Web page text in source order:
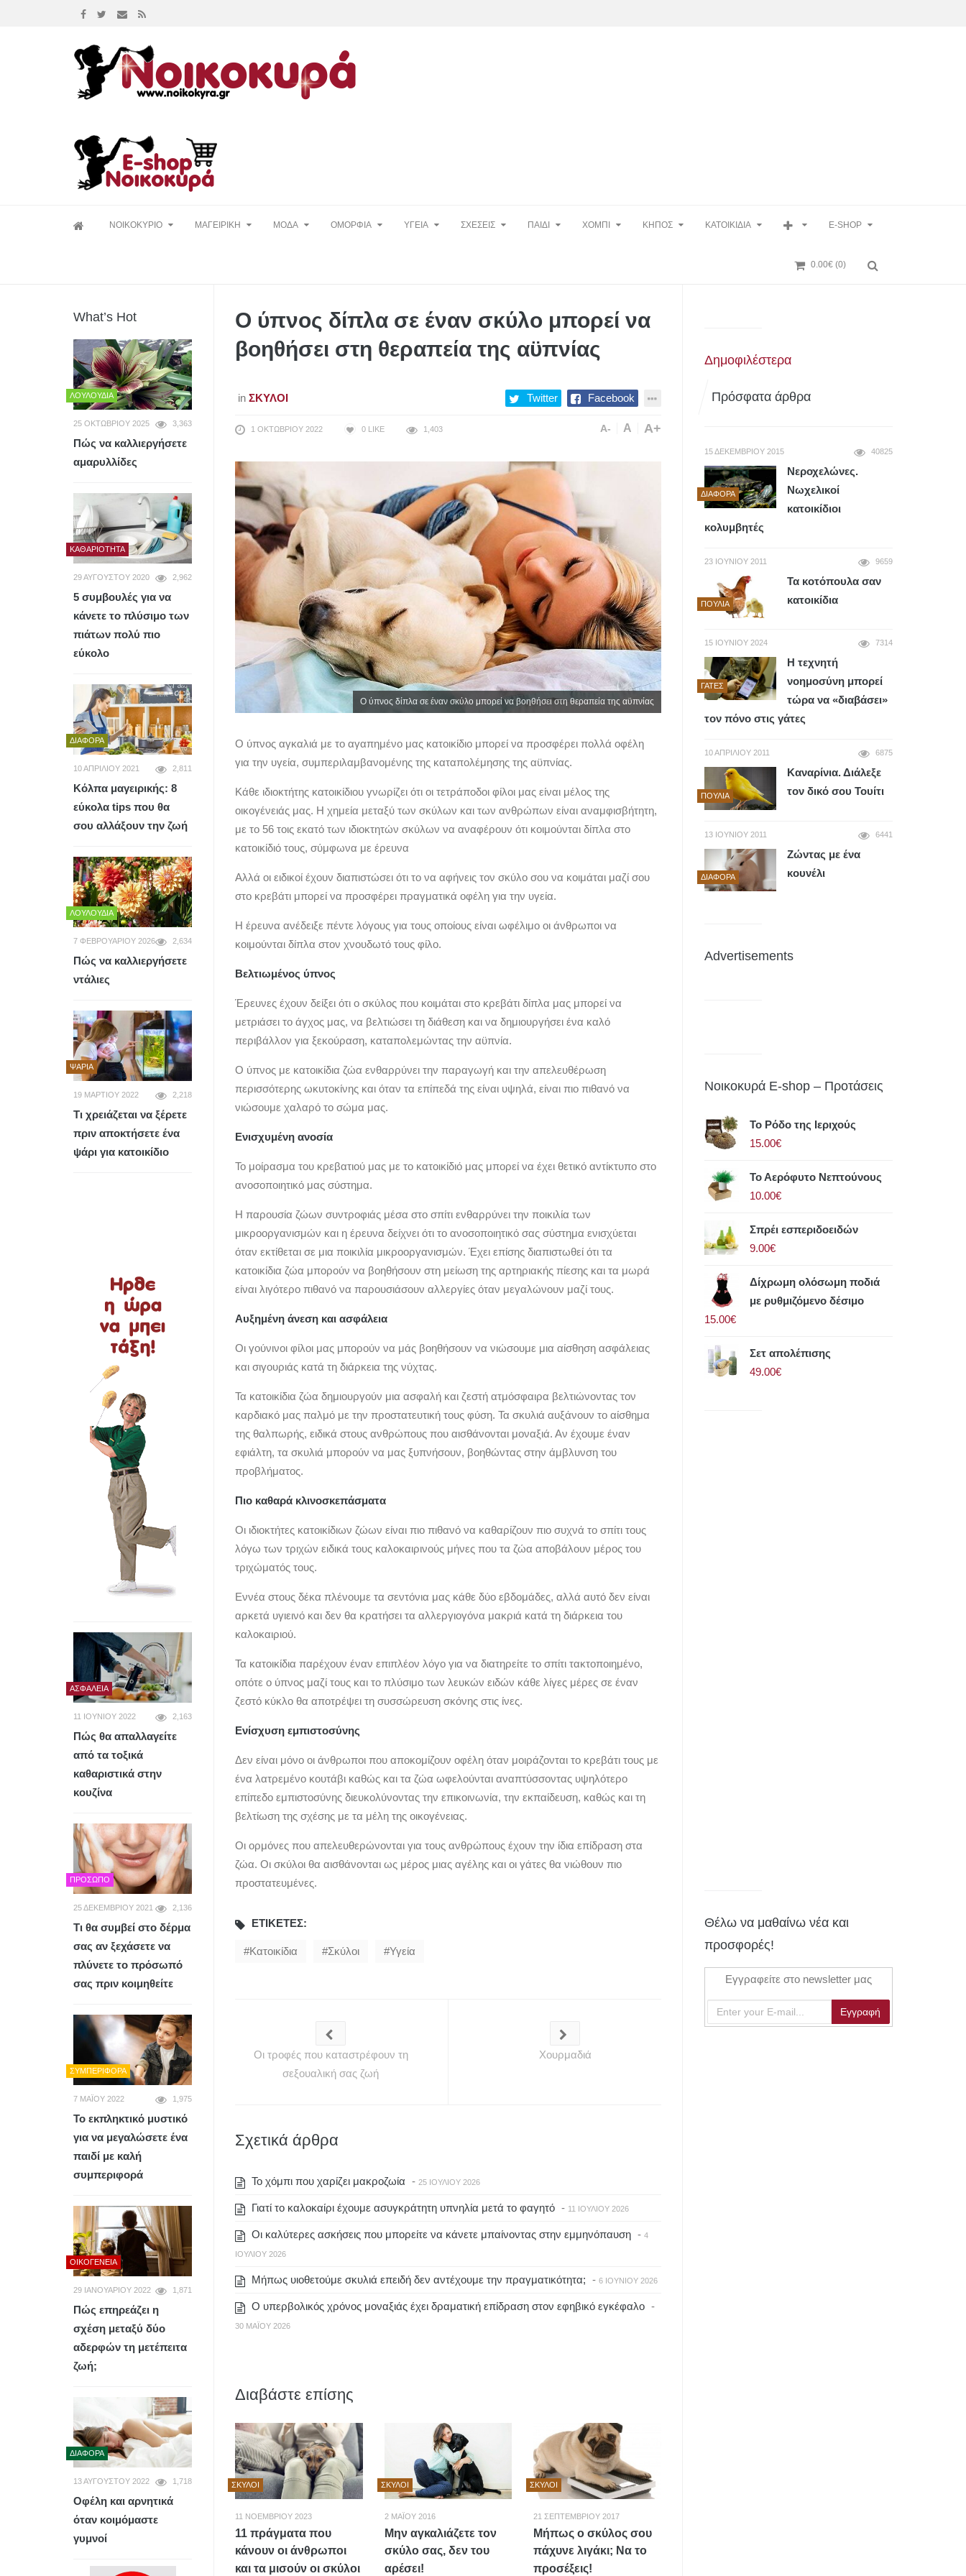
to
ΝΟΙΚΟΚΥΡΙΟ ΜΑΓΕΙΡΙΚΗ ΜΟΔΑ ΟΜΟΡΦΙΑ ΥΓΕΙΑ ΣΧΕΣΕΙΣ ΠΑΙΔΙ ΧΟΜΠΙ ΚΗΠΟΣ ΚΑΤΟΙΚΙΔΙΑ E-SHOP
0.00€ (0)
Ο ύπνος δίπλα σε έναν σκύλο μπορεί να
βοηθήσει στη θεραπεία της αϋπνίας
in ΣΚΎΛΟΙ Twitter Facebook
1 ΟΚΤΩΒΡΊΟΥ 2022 0 LIKE 1,403 A- A A+
Ο ύπνος δίπλα σε έναν σκύλο μπορεί να βοηθήσει στη θεραπεία της αϋπνίας
Ο ύπνος αγκαλιά με το αγαπημένο μας κατοικίδιο μπορεί να προσφέρει πολλά οφέλη
για την υγεία, συμπεριλαμβανομένης της καταπολέμησης της αϋπνίας.
Κάθε ιδιοκτήτης κατοικίδιου γνωρίζει ότι οι τετράποδοι φίλοι μας είναι μέλος της
οικογένειάς μας. Η χημεία μεταξύ των σκύλων και των ανθρώπων είναι αναμφισβήτητη,
με το 56 τοις εκατό των ιδιοκτητών σκύλων να αναφέρουν ότι κοιμούνται δίπλα στο
κατοικίδιό τους, σύμφωνα με έρευνα
Αλλά οι ειδικοί έχουν διαπιστώσει ότι το να αφήνεις τον σκύλο σου να κοιμάται μαζί σου
στο κρεβάτι μπορεί να προσφέρει πραγματικά οφέλη για την υγεία.
Η έρευνα ανέδειξε πέντε λόγους για τους οποίους είναι ωφέλιμο οι άνθρωποι να
κοιμούνται δίπλα στον χνουδωτό τους φίλο.
Βελτιωμένος ύπνος
Έρευνες έχουν δείξει ότι ο σκύλος που κοιμάται στο κρεβάτι δίπλα μας μπορεί να
μετριάσει το άγχος μας, να βελτιώσει τη διάθεση και να δημιουργήσει ένα καλό
περιβάλλον για ξεκούραση, καταπολεμώντας την αϋπνία.
Ο ύπνος με κατοικίδια ζώα ενθαρρύνει την παραγωγή και την απελευθέρωση
περισσότερης ωκυτοκίνης και όταν τα επίπεδά της είναι υψηλά, είναι πιο πιθανό να
νιώσουμε χαλαρό το σώμα μας.
Ενισχυμένη ανοσία
Το μοίρασμα του κρεβατιού μας με το κατοικίδιό μας μπορεί να έχει θετικό αντίκτυπο στο
ανοσοποιητικό μας σύστημα.
Η παρουσία ζώων συντροφιάς μέσα στο σπίτι ενθαρρύνει την ποικιλία των
μικροοργανισμών και η έρευνα δείχνει ότι το ανοσοποιητικό σας σύστημα ενισχύεται
όταν εκτίθεται σε μια ποικιλία μικροοργανισμών. Έχει επίσης διαπιστωθεί ότι τα
κατοικίδια ζώα μπορούν να βοηθήσουν στη μείωση της αρτηριακής πίεσης και τα μωρά
είναι λιγότερο πιθανό να παρουσιάσουν αλλεργίες όταν μεγαλώνουν μαζί τους.
Αυξημένη άνεση και ασφάλεια
Οι γούνινοι φίλοι μας μπορούν να μάς βοηθήσουν να νιώσουμε μια αίσθηση ασφάλειας
και σιγουριάς κατά τη διάρκεια της νύχτας.
Τα κατοικίδια ζώα δημιουργούν μια ασφαλή και ζεστή ατμόσφαιρα βελτιώνοντας τον
καρδιακό μας παλμό με την προστατευτική τους φύση. Τα σκυλιά αυξάνουν το αίσθημα
της θαλπωρής, ειδικά στους ανθρώπους που αισθάνονται μοναξιά. Αν έχουμε έναν
εφιάλτη, τα σκυλιά μπορούν να μας ξυπνήσουν, βοηθώντας στην άμβλυνση του
προβλήματος.
Πιο καθαρά κλινοσκεπάσματα
Οι ιδιοκτήτες κατοικίδιων ζώων είναι πιο πιθανό να καθαρίζουν πιο συχνά το σπίτι τους
λόγω των τριχών ειδικά τους καλοκαιρινούς μήνες που τα ζώα αποβάλουν μέρος του
τριχώματός τους.
Εννέα στους δέκα πλένουμε τα σεντόνια μας κάθε δύο εβδομάδες, αλλά αυτό δεν είναι
αρκετά υγιεινό και δεν θα κρατήσει τα αλλεργιογόνα μακριά κατά τη διάρκεια του
καλοκαιριού.
Τα κατοικίδια παρέχουν έναν επιπλέον λόγο για να διατηρείτε το σπίτι τακτοποιημένο,
οπότε ο ύπνος μαζί τους και το πλύσιμο των λευκών ειδών κάθε λίγες μέρες σε έναν
ζεστό κύκλο θα αποτρέψει τη συσσώρευση σκόνης στις ίνες.
Ενίσχυση εμπιστοσύνης
Δεν είναι μόνο οι άνθρωποι που αποκομίζουν οφέλη όταν μοιράζονται το κρεβάτι τους με
ένα λατρεμένο κουτάβι καθώς και τα ζώα ωφελούνται αναπτύσσοντας υψηλότερο
επίπεδο εμπιστοσύνης διευκολύνοντας την επικοινωνία, την εκπαίδευση, καθώς και τη
βελτίωση της σχέσης με τα μέλη της οικογένειας.
Οι ορμόνες που απελευθερώνονται για τους ανθρώπους έχουν την ίδια επίδραση στα
ζώα. Οι σκύλοι θα αισθάνονται ως μέρος μιας αγέλης και οι γάτες θα νιώθουν πιο
προστατευμένες.
ΕΤΙΚΈΤΕΣ:
Κατοικίδια Σκύλοι Υγεία
Οι τροφές που καταστρέφουν τη
σεξουαλική σας ζωή
Χουρμαδιά
Σχετικά άρθρα
To χόμπι που χαρίζει μακροζωία - 25 ΙΟΥΛΊΟΥ 2026
Γιατί το καλοκαίρι έχουμε ασυγκράτητη υπνηλία μετά το φαγητό - 11 ΙΟΥΛΊΟΥ 2026
Οι καλύτερες ασκήσεις που μπορείτε να κάνετε μπαίνοντας στην εμμηνόπαυση - 4
ΙΟΥΛΊΟΥ 2026
Μήπως υιοθετούμε σκυλιά επειδή δεν αντέχουμε την πραγματικότητα; - 6 ΙΟΥΝΊΟΥ 2026
Ο υπερβολικός χρόνος μοναξιάς έχει δραματική επίδραση στον εφηβικό εγκέφαλο -
30 ΜΑΪ́ΟΥ 2026
Διαβάστε επίσης
ΣΚΎΛΟΙ
11 ΝΟΕΜΒΡΊΟΥ 2023
11 πράγματα που
κάνουν οι άνθρωποι
και τα μισούν οι σκύλοι
ΣΚΎΛΟΙ
2 ΜΑΪ́ΟΥ 2016
Μην αγκαλιάζετε τον
σκύλο σας, δεν του
αρέσει!
ΣΚΎΛΟΙ
21 ΣΕΠΤΕΜΒΡΊΟΥ 2017
Μήπως ο σκύλος σου
πάχυνε λιγάκι; Να το
προσέξεις!
Δημοφιλέστερα
Πρόσφατα άρθρα
15 ΔΕΚΕΜΒΡΊΟΥ 2015 40825
ΔΙΆΦΟΡΑ
Νεροχελώνες.
Νωχελικοί
κατοικίδιοι
κολυμβητές
23 ΙΟΥΝΊΟΥ 2011 9659
ΠΟΥΛΙΆ
Τα κοτόπουλα σαν
κατοικίδια
15 ΙΟΥΝΊΟΥ 2024 7314
ΓΆΤΕΣ
Η τεχνητή
νοημοσύνη μπορεί
τώρα να «διαβάσει»
τον πόνο στις γάτες
10 ΑΠΡΙΛΊΟΥ 2011 6875
ΠΟΥΛΙΆ
Καναρίνια. Διάλεξε
τον δικό σου Τουίτι
13 ΙΟΥΝΊΟΥ 2011 6441
ΔΙΆΦΟΡΑ
Ζώντας με ένα
κουνέλι
Advertisements
Νοικοκυρά E-shop – Προτάσεις
Το Ρόδο της Ιεριχούς
15.00€
Το Αερόφυτο Νεπτούνους
10.00€
Σπρέι εσπεριδοειδών
9.00€
Δίχρωμη ολόσωμη ποδιά
με ρυθμιζόμενο δέσιμο
15.00€
Σετ απολέπισης
49.00€
Θέλω να μαθαίνω νέα και
προσφορές!
Εγγραφείτε στο newsletter μας
What’s Hot
ΛΟΥΛΟΎΔΙΑ
25 ΟΚΤΩΒΡΊΟΥ 2025 3,363
Πώς να καλλιεργήσετε
αμαρυλλίδες
ΚΑΘΑΡΙΌΤΗΤΑ
29 ΑΥΓΟΎΣΤΟΥ 2020 2,962
5 συμβουλές για να
κάνετε το πλύσιμο των
πιάτων πολύ πιο
εύκολο
ΔΙΆΦΟΡΑ
10 ΑΠΡΙΛΊΟΥ 2021 2,811
Κόλπα μαγειρικής: 8
εύκολα tips που θα
σου αλλάξουν την ζωή
ΛΟΥΛΟΎΔΙΑ
7 ΦΕΒΡΟΥΑΡΊΟΥ 2026 2,634
Πώς να καλλιεργήσετε
ντάλιες
ΨΆΡΙΑ
19 ΜΑΡΤΊΟΥ 2022 2,218
Τι χρειάζεται να ξέρετε
πριν αποκτήσετε ένα
ψάρι για κατοικίδιο
ΑΣΦΆΛΕΙΑ
11 ΙΟΥΝΊΟΥ 2022 2,163
Πώς θα απαλλαγείτε
από τα τοξικά
καθαριστικά στην
κουζίνα
ΠΡΌΣΩΠΟ
25 ΔΕΚΕΜΒΡΊΟΥ 2021 2,136
Τι θα συμβεί στο δέρμα
σας αν ξεχάσετε να
πλύνετε το πρόσωπό
σας πριν κοιμηθείτε
ΣΥΜΠΕΡΙΦΟΡΆ
7 ΜΑΪ́ΟΥ 2022 1,975
Το εκπληκτικό μυστικό
για να μεγαλώσετε ένα
παιδί με καλή
συμπεριφορά
ΟΙΚΟΓΈΝΕΙΑ
29 ΙΑΝΟΥΑΡΊΟΥ 2022 1,871
Πώς επηρεάζει η
σχέση μεταξύ δύο
αδερφών τη μετέπειτα
ζωή;
ΔΙΆΦΟΡΑ
13 ΑΥΓΟΎΣΤΟΥ 2022 1,718
Οφέλη και αρνητικά
όταν κοιμόμαστε
γυμνοί